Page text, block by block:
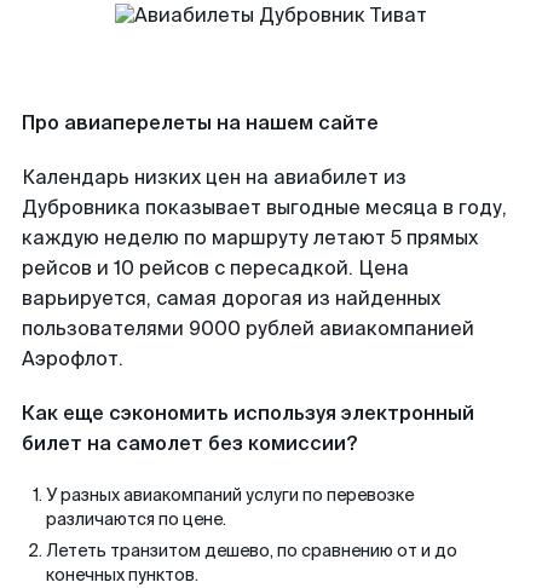
Про авиаперелеты на нашем сайте
Календарь низких цен на авиабилет из
Дубровника показывает выгодные месяца в году,
каждую неделю по маршруту летают 5 прямых
рейсов и 10 рейсов с пересадкой. Цена
варьируется, самая дорогая из найденных
пользователями 9000 рублей авиакомпанией
Аэрофлот.
Как еще сэкономить используя электронный
билет на самолет без комиссии?
У разных авиакомпаний услуги по перевозке
различаются по цене.
Лететь транзитом дешево, по сравнению от и до
конечных пунктов.